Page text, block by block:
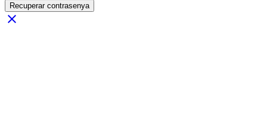
Recuperar contrasenya
close